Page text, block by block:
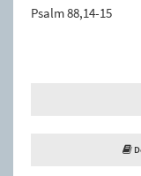
Psalm 88,14-15